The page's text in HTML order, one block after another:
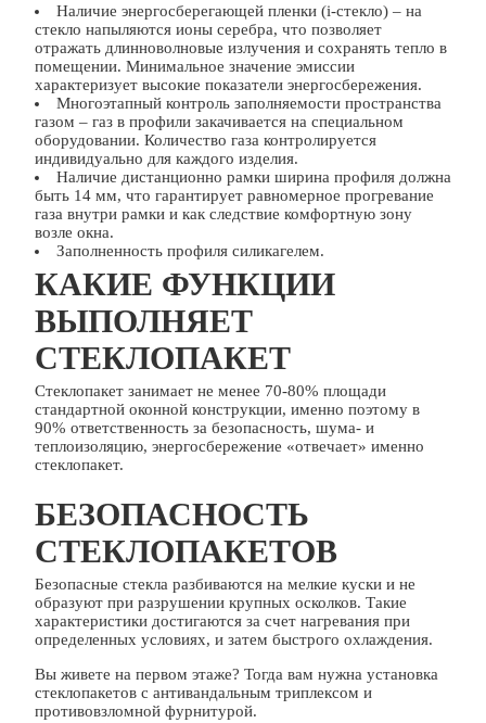
Наличие энергосберегающей пленки (i-стекло) – на
стекло напыляются ионы серебра, что позволяет
отражать длинноволновые излучения и сохранять тепло в
помещении. Минимальное значение эмиссии
характеризует высокие показатели энергосбережения.
Многоэтапный контроль заполняемости пространства
газом – газ в профили закачивается на специальном
оборудовании. Количество газа контролируется
индивидуально для каждого изделия.
Наличие дистанционно рамки ширина профиля должна
быть 14 мм, что гарантирует равномерное прогревание
газа внутри рамки и как следствие комфортную зону
возле окна.
Заполненность профиля силикагелем.
КАКИЕ ФУНКЦИИ
ВЫПОЛНЯЕТ
СТЕКЛОПАКЕТ
Стеклопакет занимает не менее 70-80% площади
стандартной оконной конструкции, именно поэтому в
90% ответственность за безопасность, шума- и
теплоизоляцию, энергосбережение «отвечает» именно
стеклопакет.
БЕЗОПАСНОСТЬ
СТЕКЛОПАКЕТОВ
Безопасные стекла разбиваются на мелкие куски и не
образуют при разрушении крупных осколков. Такие
характеристики достигаются за счет нагревания при
определенных условиях, и затем быстрого охлаждения.
Вы живете на первом этаже? Тогда вам нужна установка
стеклопакетов с антивандальным триплексом и
противовзломной фурнитурой.